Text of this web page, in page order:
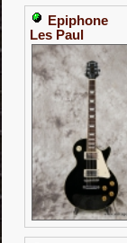
Epiphone
Les Paul